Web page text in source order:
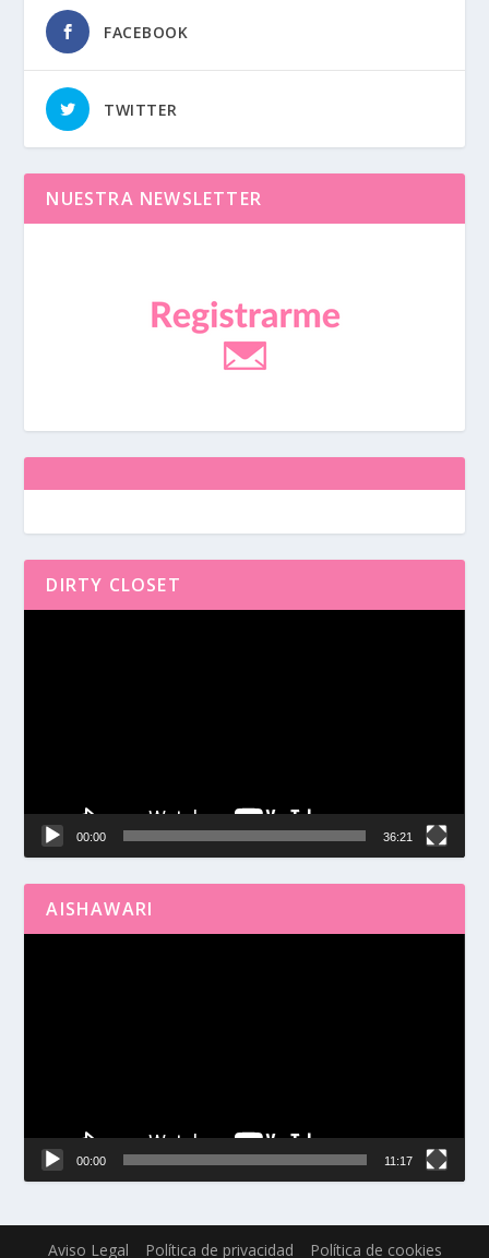
FACEBOOK
TWITTER
NUESTRA NEWSLETTER
DIRTY CLOSET
00:00 36:21
AISHAWARI
00:00 11:17
Aviso Legal Política de privacidad Política de cookies